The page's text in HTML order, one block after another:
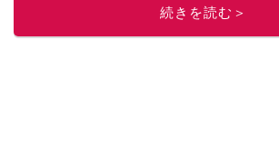
続きを読む＞